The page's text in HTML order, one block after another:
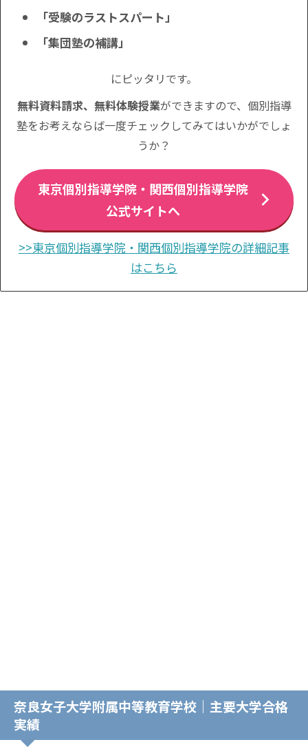
「受験のラストスパート」
「集団塾の補講」
にピッタリです。
無料資料請求、無料体験授業ができますので、個別指導
塾をお考えならば一度チェックしてみてはいかがでしょ
うか？
東京個別指導学院・関西個別指導学院
公式サイトへ
>>東京個別指導学院・関西個別指導学院の詳細記事
はこちら
奈良女子大学附属中等教育学校｜主要大学合格
実績